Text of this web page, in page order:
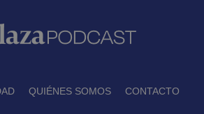
QUIÉNES SOMOS CONTACTO